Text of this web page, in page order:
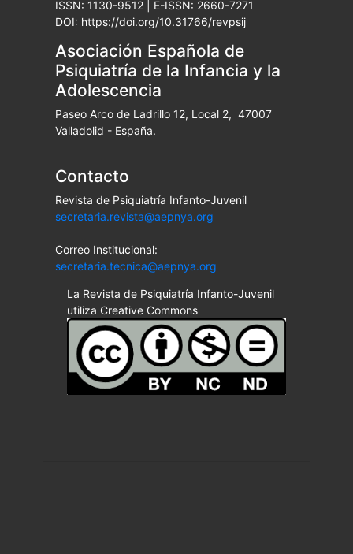
ISSN: 1130-9512 | E-ISSN: 2660-7271
DOI: https://doi.org/10.31766/revpsij
Asociación Española de
Psiquiatría de la Infancia y la
Adolescencia
Paseo Arco de Ladrillo 12, Local 2, 47007
Valladolid - España.
Contacto
Revista de Psiquiatría Infanto-Juvenil
secretaria.revista@aepnya.org
Correo Institucional:
secretaria.tecnica@aepnya.org
La Revista de Psiquiatría Infanto-Juvenil
utiliza Creative Commons